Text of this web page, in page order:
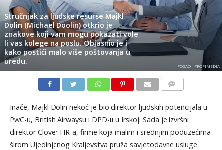
Stručnjak za ljudske resurse Majkl
Dolin (Michael Doolin) otkrio je
znakove koji vam mogu pokazati vole
li vas kolege na poslu. Objasnio je i
kako postići malo više poštovanja u
uredu.
POSAO - PROFIMEDIA
Inače, Majkl Dolin nekoć je bio direktor ljudskih potencijala u
PwC-u, British Airwaysu i DPD-u u Irskoj. Sada je izvršni
direktor Clover HR-a, firme koja malim i srednjim poduzećima
širom Ujedinjenog Kraljevstva pruža savjetodavne usluge.